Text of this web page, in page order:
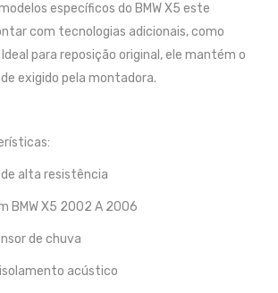
específicos do BMW X5 este
com tecnologias adicionais, como
para reposição original, ele mantém o
exigido pela montadora.
alta resistência
BMW X5 2002 A 2006
de chuva
acústico